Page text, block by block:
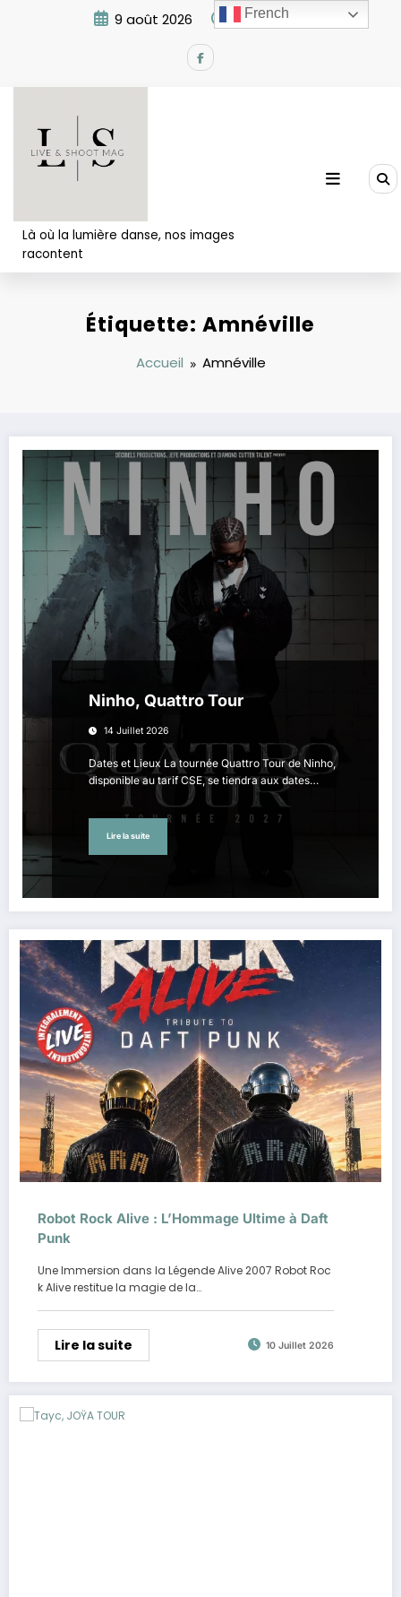
9 août 2026 10:31:34 AM
Là où la lumière danse, nos images
racontent
Étiquette: Amnéville
Accueil Amnéville
Ninho, Quattro Tour
14 Juillet 2026
Dates et Lieux La tournée Quattro Tour de Ninho,
disponible au tarif CSE, se tiendra aux dates…
Lire la suite
Robot Rock Alive : L’Hommage Ultime à Daft
Punk
Une Immersion dans la Légende Alive 2007 Robot Roc
k Alive restitue la magie de la…
Lire la suite 10 Juillet 2026
French